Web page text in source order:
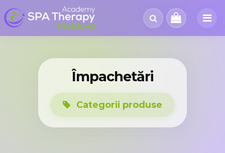
Împachetări
Categorii produse